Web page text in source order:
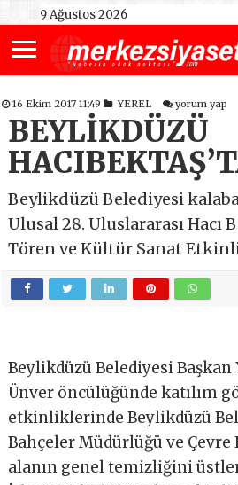
9 Ağustos 2026
16 Ekim 2017 11:49 YEREL yorum yap
BEYLİKDÜZÜ
Beylikdüzü Belediyesi
Ulusal 28. Uluslararası Hacı
Tören ve Kültür Sanat
Beylikdüzü Belediyesi Başkan
Ünver öncülüğünde katılım
etkinliklerinde Beylikdüzü
Bahçeler Müdürlüğü ve
alanın genel temizliğini